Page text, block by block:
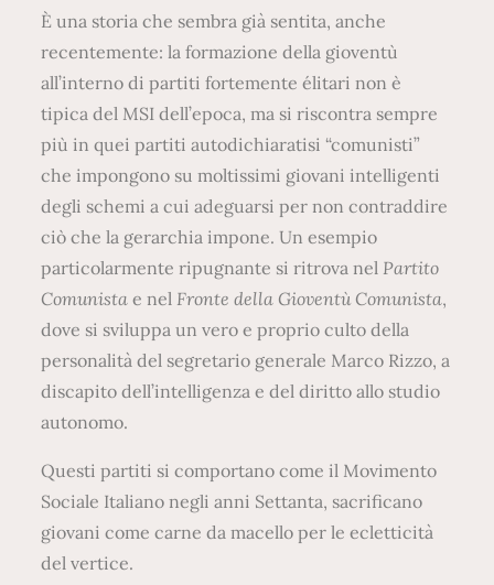
È una storia che sembra già sentita, anche
recentemente: la formazione della gioventù
all’interno di partiti fortemente élitari non è
tipica del MSI dell’epoca, ma si riscontra sempre
più in quei partiti autodichiaratisi “comunisti”
che impongono su moltissimi giovani intelligenti
degli schemi a cui adeguarsi per non contraddire
ciò che la gerarchia impone. Un esempio
particolarmente ripugnante si ritrova nel Partito
Comunista e nel Fronte della Gioventù Comunista,
dove si sviluppa un vero e proprio culto della
personalità del segretario generale Marco Rizzo, a
discapito dell’intelligenza e del diritto allo studio
autonomo.
Questi partiti si comportano come il Movimento
Sociale Italiano negli anni Settanta, sacrificano
giovani come carne da macello per le ecletticità
del vertice.